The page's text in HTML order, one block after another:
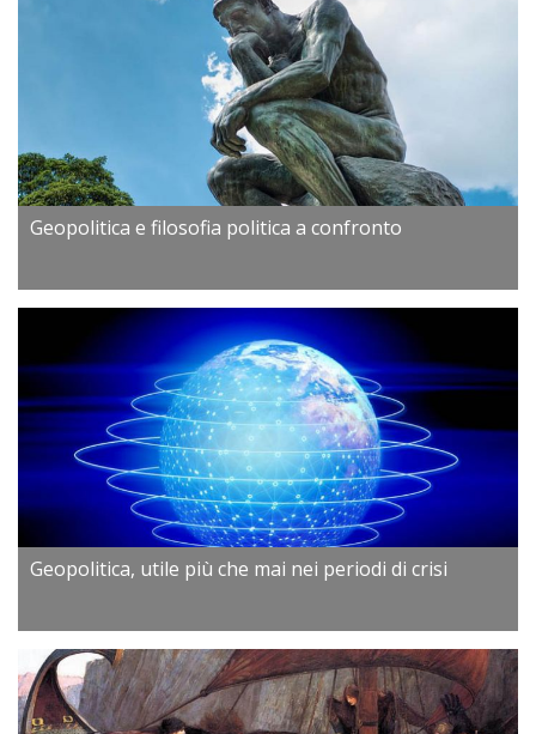
Geopolitica e filosofia politica a confronto
Geopolitica, utile più che mai nei periodi di crisi